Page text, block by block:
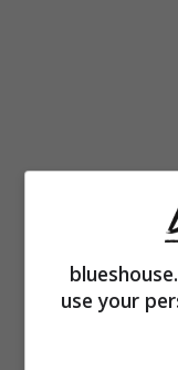
Dopo che il
use your